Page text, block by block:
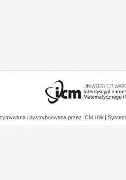
i dystrybuowana przez ICM UW |